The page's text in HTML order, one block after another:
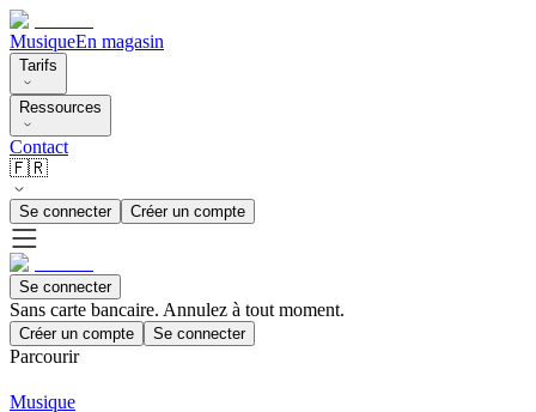
MusiqueEn magasin
Tarifs
Ressources
Contact
🇫🇷
Se connecter Créer un compte
Se connecter
Sans carte bancaire. Annulez à tout moment.
Créer un compte Se connecter
Parcourir
Musique